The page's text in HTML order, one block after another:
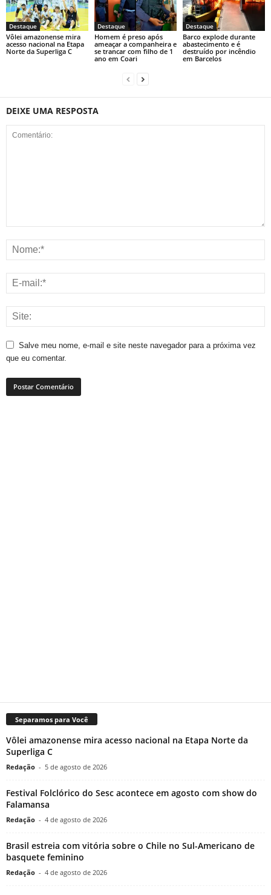
Destaque
Vôlei amazonense mira
acesso nacional na Etapa
Norte da Superliga C
Destaque
Homem é preso após
ameaçar a companheira e
se trancar com filho de 1
ano em Coari
Destaque
Barco explode durante
abastecimento e é
destruído por incêndio
em Barcelos
DEIXE UMA RESPOSTA
Salve meu nome, e-mail e site neste navegador para a próxima vez
que eu comentar.
Separamos para Você
Vôlei amazonense mira acesso nacional na Etapa Norte da
Superliga C
Redação - 5 de agosto de 2026
Festival Folclórico do Sesc acontece em agosto com show do
Falamansa
Redação - 4 de agosto de 2026
Brasil estreia com vitória sobre o Chile no Sul-Americano de
basquete feminino
Redação - 4 de agosto de 2026